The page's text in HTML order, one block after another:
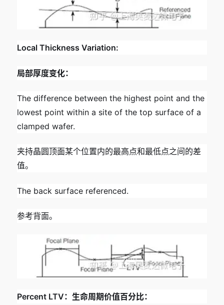
Local Thickness Variation:
局部厚度变化：
The difference between the highest point and the
lowest point within a site of the top surface of a
clamped wafer.
夹持晶圆顶面某个位置内的最高点和最低点之间的差
值。
The back surface referenced.
参考背面。
Percent LTV：生命周期价值百分比：